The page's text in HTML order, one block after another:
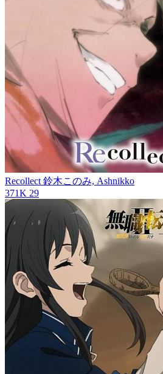
Recollect 鈴木このみ, Ashnikko
371K 29